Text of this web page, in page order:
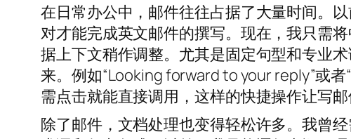
在日常办公中，邮件往往占据了大量时间。
对才能完成英文邮件的撰写。现在，我只需
据上下文稍作调整。尤其是固定句型和专业
来。例如“Looking forward to your reply”或
需点击就能直接调用，这样的快捷操作让写邮
除了邮件，文档处理也变得轻松许多。我曾